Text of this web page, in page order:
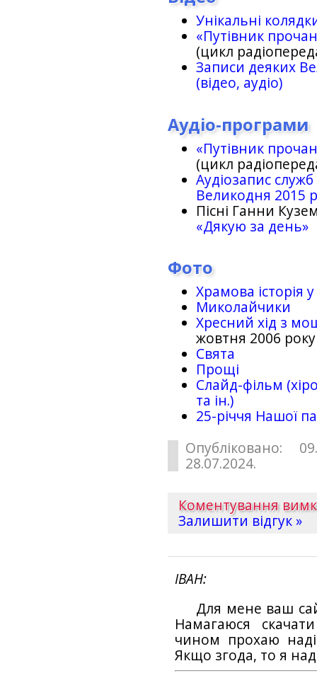
Унікальні
«Путівник
(цикл
Записи деяких
(відео, аудіо)
Аудіо-програми
«Путівник
(цикл
Аудіозапис
Великодня 2015
Пісні Ганни
«Дякую за день»
Фото
Храмова історія
Миколайчики
Хресний хід з
жовтня 2006 року
Свята
Прощі
Слайд-фільм
та ін.)
25-рiччя Нашої
Опубліковано:
28.07.2024.
Коментування
Залишити відгук »
ІВАН
Для мене ваш
Намагаюся
чином прохаю
Якщо згода, то я